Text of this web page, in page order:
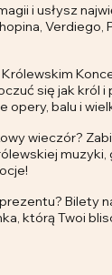
i usłysz
Verdiego,
Królewskim
się jak król i
opery, balu i
wieczór?
muzyki,
Bilety
którą Twoi